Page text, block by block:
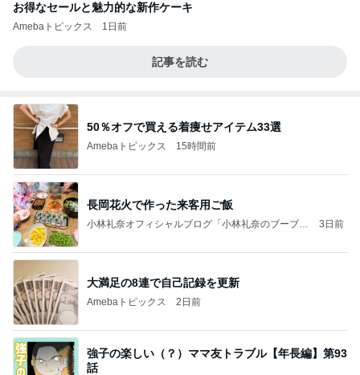
お得なセールと魅力的な新作ケーキ
Amebaトピックス 1日前
記事を読む
50％オフで買える着痩せアイテム33選
Amebaトピックス 15時間前
長岡花火で作った来客用ご飯
小林礼奈オフィシャルブログ「小林礼奈のブーブー
3日前
大満足の8連で自己記録を更新
Amebaトピックス 2日前
強子の楽しい（？）ママ友トラブル【年長編】第93
話